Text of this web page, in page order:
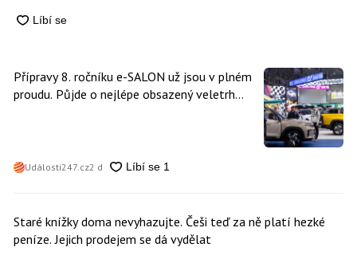
Přípravy 8. ročníku e-SALON už jsou v plném
proudu. Půjde o nejlépe obsazený veletrh
Události247.cz2 d
Staré knížky doma nevyhazujte. Češi teď za ně platí hezké
peníze. Jejich prodejem se dá vydělat